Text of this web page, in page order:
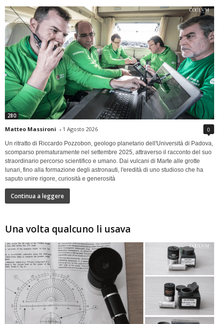
280
Matteo Massironi - 1 Agosto 2026 0
Un ritratto di Riccardo Pozzobon, geologo planetario dell'Università di Padova,
scomparso prematuramente nel settembre 2025, attraverso il racconto del suo
straordinario percorso scientifico e umano. Dai vulcani di Marte alle grotte
lunari, fino alla formazione degli astronauti, l'eredità di uno studioso che ha
saputo unire rigore, curiosità e generosità
Continua a leggere
Una volta qualcuno li usava